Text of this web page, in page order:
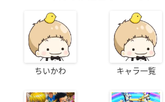
ちいかわ キャラ一覧